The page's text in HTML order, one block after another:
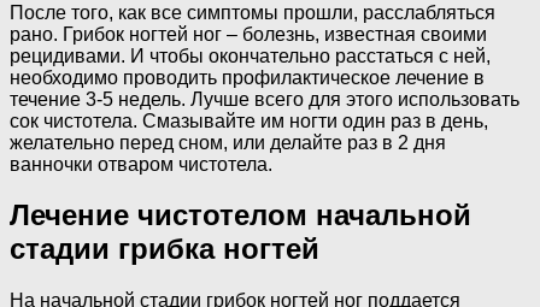
После того, как все симптомы прошли, расслабляться
рано. Грибок ногтей ног – болезнь, известная своими
рецидивами. И чтобы окончательно расстаться с ней,
необходимо проводить профилактическое лечение в
течение 3-5 недель. Лучше всего для этого использовать
сок чистотела. Смазывайте им ногти один раз в день,
желательно перед сном, или делайте раз в 2 дня
ванночки отваром чистотела.
Лечение чистотелом начальной
стадии грибка ногтей
На начальной стадии грибок ногтей ног поддается